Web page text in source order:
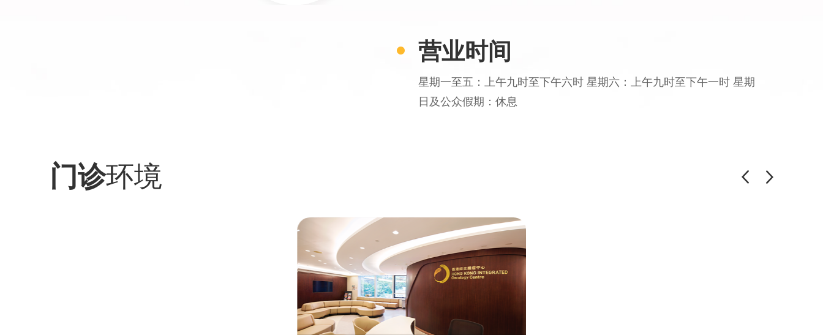
营业时间
星期一至五：上午九时至下午六时 星期六：上午九时至下午一时 星期
日及公众假期：休息
门诊环境